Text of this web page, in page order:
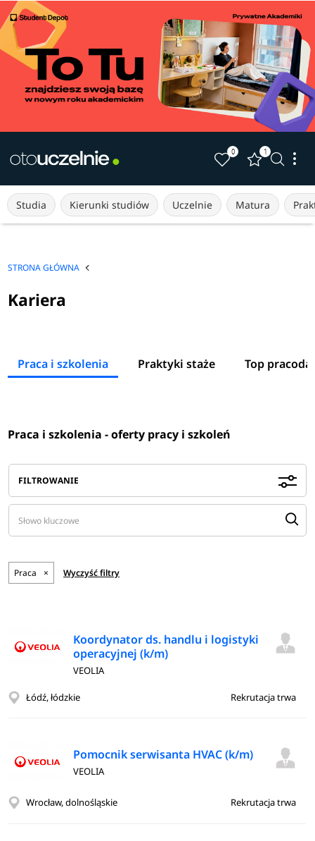
0 1
Studia Kierunki studiów Uczelnie Matura
STRONA GŁÓWNA
Kariera
Praca i szkolenia Praktyki staże Top
Praca i szkolenia - oferty pracy i szkoleń
FILTROWANIE
Praca × Wyczyść filtry
Koordynator ds. handlu i logistyki
operacyjnej (k/m)
VEOLIA
Łódź, łódzkie Rekrutacja trwa
Pomocnik serwisanta HVAC (k/m)
VEOLIA
Wrocław, dolnośląskie Rekrutacja trwa